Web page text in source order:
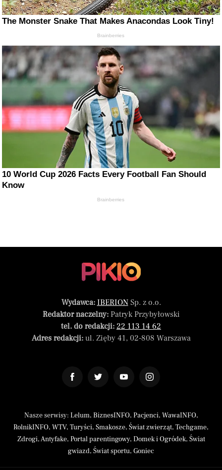
The Monster Snake That Makes Anacondas Look Tiny!
Brainberries
10 World Cup 2026 Facts Every Football Fan Should
Know
Brainberries
Wydawca: IBERIONSp. z o.o.
Redaktor naczelny:Patryk Przybyłowski
tel. do redakcji: 22 113 14 62
Adres redakcji:ul. Zięby 41, 02-808 Warszawa
Nasze serwisy: Lelum, BiznesINFO, Pacjenci, WawaINFO,
RolnikINFO, WTV, Turyści, Smakosze, Świat zwierząt, Techgame,
Zdrogi,Antyfake, Portal parentingowy, Domek i Ogródek, Świat
gwiazd, Świat sportu, Goniec